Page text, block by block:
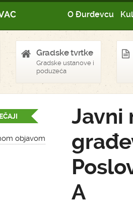
O Đurđevcu
Gradske tvrtke
Gradske ustanove i
poduzeća
objavom
Javni
A